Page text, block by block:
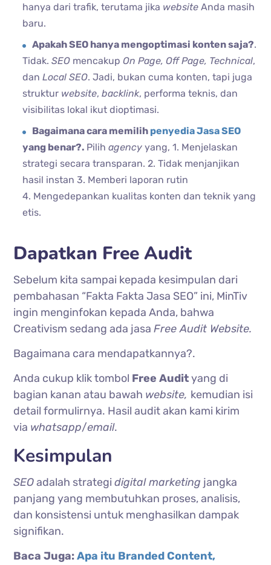
hanya dari trafik, terutama jika website Anda masih
baru.
Apakah SEO hanya mengoptimasi konten saja?.
Tidak.SEO mencakupOn Page, Off Page, Technical,
danLocal SEO. Jadi, bukan cuma konten, tapi juga
struktur website,backlink, performa teknis, dan
visibilitas lokal ikut dioptimasi.
Bagaimana cara memilih penyedia Jasa SEO
yang benar?. Pilihagency yang, 1. Menjelaskan
strategi secara transparan. 2. Tidak menjanjikan
hasil instan 3. Memberi laporan rutin
4. Mengedepankan kualitas konten dan teknik yang
etis.
Dapatkan Free Audit
Sebelum kita sampai kepada kesimpulan dari
pembahasan “Fakta Fakta Jasa SEO” ini, MinTiv
ingin menginfokan kepada Anda, bahwa
Creativism sedang ada jasaFree Audit Website.
Bagaimana cara mendapatkannya?.
Anda cukup klik tombol Free Audityang di
bagian kanan atau bawah website, kemudian isi
detail formulirnya. Hasil audit akan kami kirim
via whatsapp/email.
Kesimpulan
SEOadalah strategidigital marketing jangka
panjang yang membutuhkan proses, analisis,
dan konsistensi untuk menghasilkan dampak
signifikan.
Baca Juga:Apa itu Branded Content,